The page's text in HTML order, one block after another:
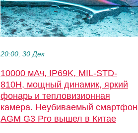
20:00, 30 Дек
10000 мАч, IP69K, MIL-STD-
810H, мощный динамик, яркий
фонарь и тепловизионная
камера. Неубиваемый смартфон
AGM G3 Pro вышел в Китае